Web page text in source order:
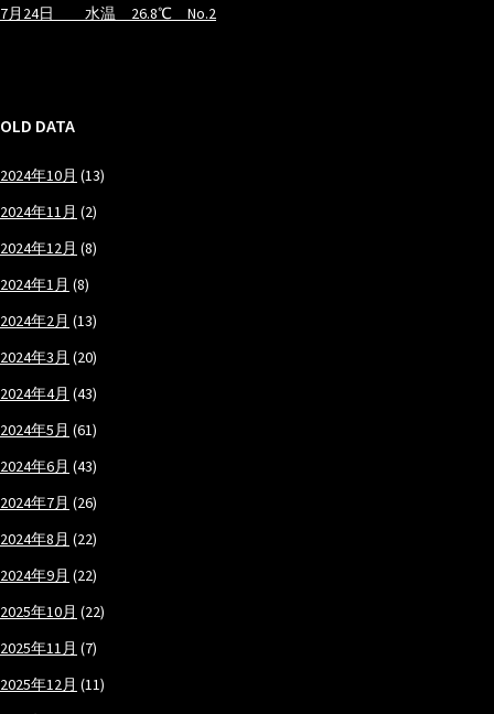
7月24日 水温 26.8℃ No.2
OLD DATA
2024年10月 (13)
2024年11月 (2)
2024年12月 (8)
2024年1月 (8)
2024年2月 (13)
2024年3月 (20)
2024年4月 (43)
2024年5月 (61)
2024年6月 (43)
2024年7月 (26)
2024年8月 (22)
2024年9月 (22)
2025年10月 (22)
2025年11月 (7)
2025年12月 (11)